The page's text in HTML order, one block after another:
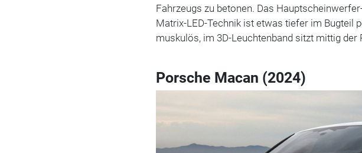
Fahrzeugs zu betonen. Das
Matrix-LED-Technik ist etwas tiefer im Bugteil
muskulös, im 3D-Leuchtenband sitzt mittig der
Porsche Macan (2024)